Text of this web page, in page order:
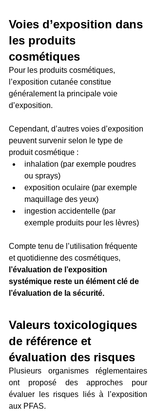
Voies d’exposition dans
les produits
cosmétiques
Pour les produits cosmétiques,
l’exposition cutanée constitue
généralement la principale voie
d’exposition.
Cependant, d’autres voies d’exposition
peuvent survenir selon le type de
produit cosmétique :
inhalation (par exemple poudres
ou sprays)
exposition oculaire (par exemple
maquillage des yeux)
ingestion accidentelle (par
exemple produits pour les lèvres)
Compte tenu de l’utilisation fréquente
et quotidienne des cosmétiques,
l’évaluation de l’exposition
systémique reste un élément clé de
l’évaluation de la sécurité.
Valeurs toxicologiques
de référence et
évaluation des risques
Plusieurs organismes réglementaires
ont proposé des approches pour
évaluer les risques liés à l’exposition
aux PFAS.